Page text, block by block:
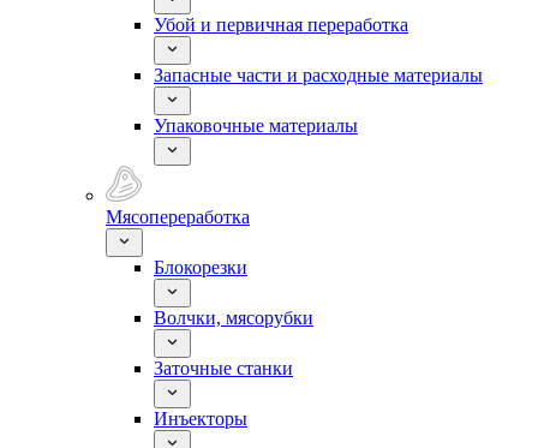
Убой и первичная переработка
Запасные части и расходные материалы
Упаковочные материалы
Мясопереработка
Блокорезки
Волчки, мясорубки
Заточные станки
Инъекторы